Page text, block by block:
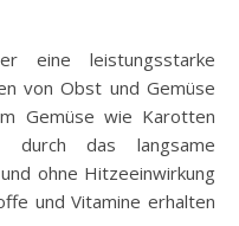
eine leistungsstarke
von Obst und Gemüse
Gemüse wie Karotten
das langsame
ohne Hitzeeinwirkung
und Vitamine erhalten